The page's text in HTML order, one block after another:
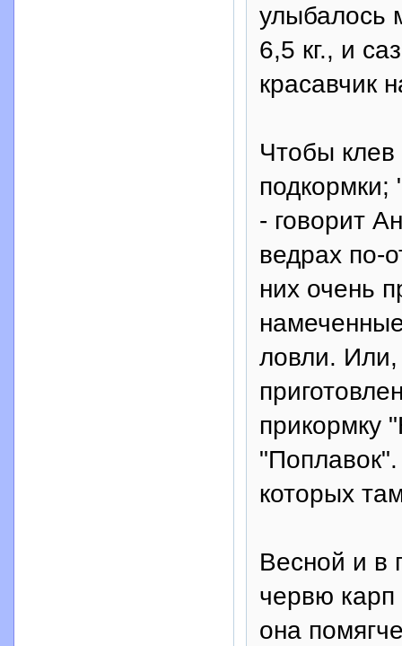
улыбалось
6,5 кг., и
красавчик
Чтобы
подкормки;
- говорит
ведрах по-
них очень
ловли. Или,
прикормку
которых
Весной и в
червю карп
она